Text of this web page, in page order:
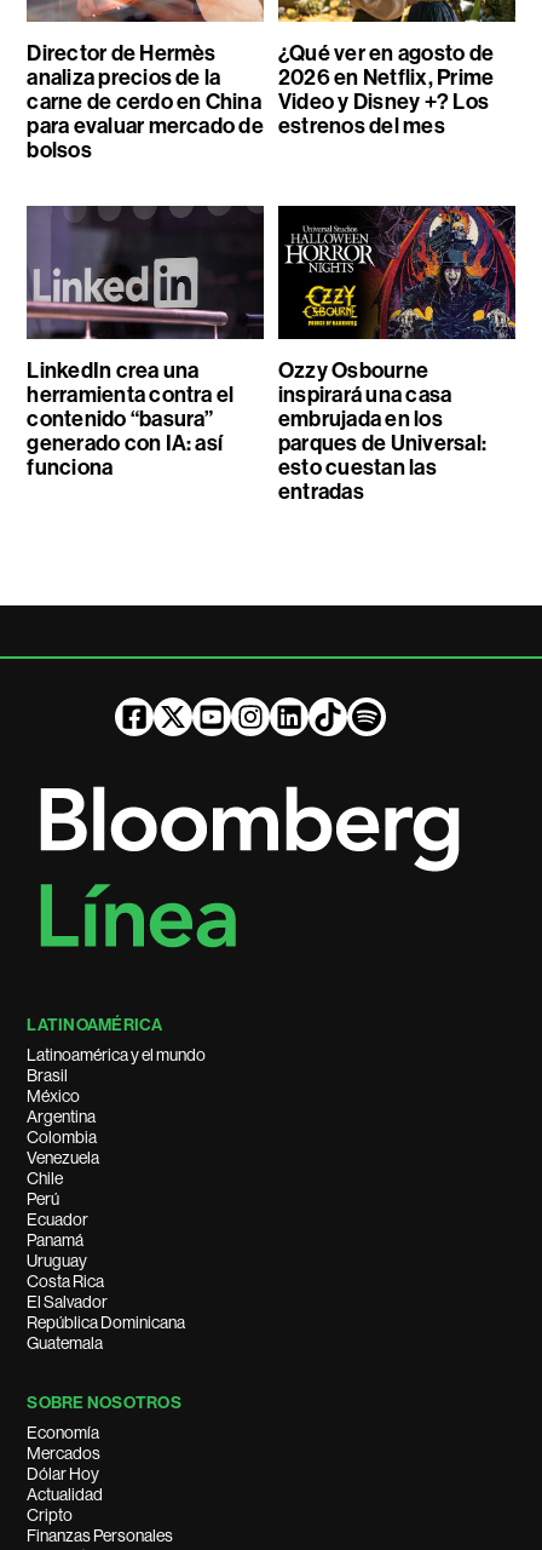
Director de Hermès
analiza precios de la
carne de cerdo en China
para evaluar mercado de
bolsos
¿Qué ver en agosto de
2026 en Netflix, Prime
Video y Disney +? Los
estrenos del mes
LinkedIn crea una
herramienta contra el
contenido “basura”
generado con IA: así
funciona
Ozzy Osbourne
inspirará una casa
embrujada en los
parques de Universal:
esto cuestan las
entradas
LATINOAMÉRICA
Latinoamérica y el mundo
Brasil
México
Argentina
Colombia
Venezuela
Chile
Perú
Ecuador
Panamá
Uruguay
Costa Rica
El Salvador
República Dominicana
Guatemala
SOBRE NOSOTROS
Economía
Mercados
Dólar Hoy
Actualidad
Cripto
Finanzas Personales